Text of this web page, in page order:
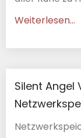
Weiterlesen...
Silent Angel